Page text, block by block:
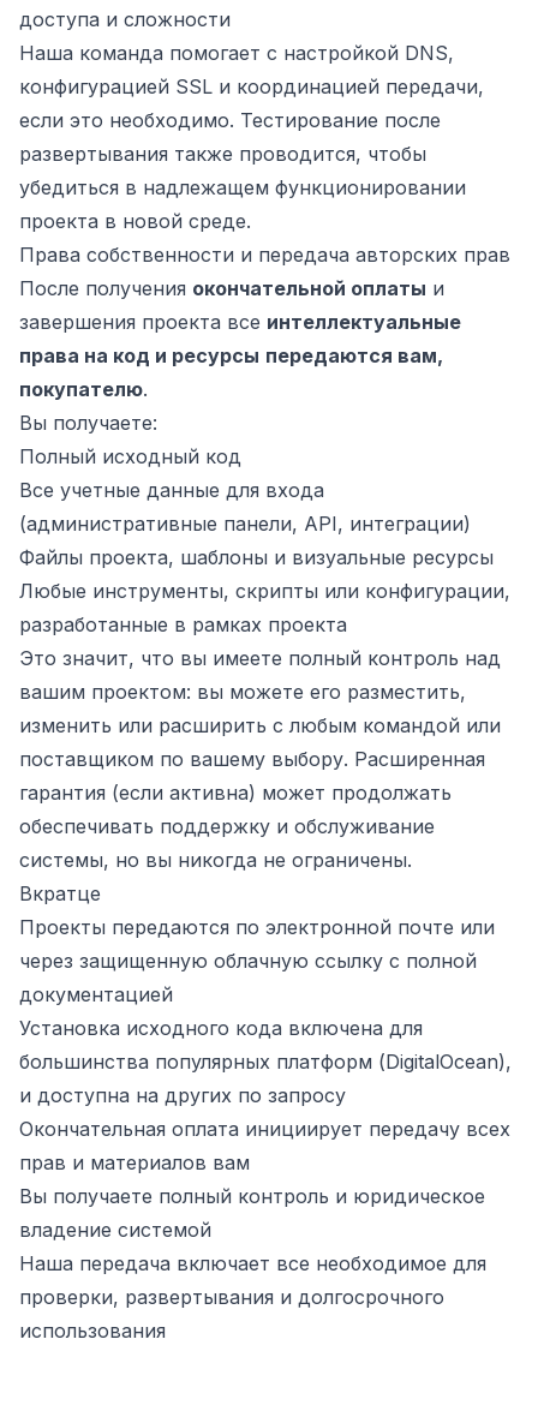
доступа и сложности
Наша команда помогает с настройкой DNS,
конфигурацией SSL и координацией передачи,
если это необходимо. Тестирование после
развертывания также проводится, чтобы
убедиться в надлежащем функционировании
проекта в новой среде.
Права собственности и передача авторских прав
После получения окончательной оплаты и
завершения проекта все интеллектуальные
права на код и ресурсы передаются вам,
покупателю.
Вы получаете:
Полный исходный код
Все учетные данные для входа
(административные панели, API, интеграции)
Файлы проекта, шаблоны и визуальные ресурсы
Любые инструменты, скрипты или конфигурации,
разработанные в рамках проекта
Это значит, что вы имеете полный контроль над
вашим проектом: вы можете его разместить,
изменить или расширить с любым командой или
поставщиком по вашему выбору. Расширенная
гарантия (если активна) может продолжать
обеспечивать поддержку и обслуживание
системы, но вы никогда не ограничены.
Вкратце
Проекты передаются по электронной почте или
через защищенную облачную ссылку с полной
документацией
Установка исходного кода включена для
большинства популярных платформ (DigitalOcean),
и доступна на других по запросу
Окончательная оплата инициирует передачу всех
прав и материалов вам
Вы получаете полный контроль и юридическое
владение системой
Наша передача включает все необходимое для
проверки, развертывания и долгосрочного
использования